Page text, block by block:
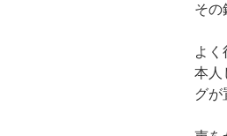
その
よく
本人
グが